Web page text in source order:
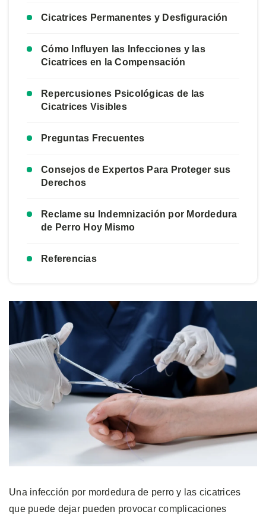
Cicatrices Permanentes y Desfiguración
Cómo Influyen las Infecciones y las
Cicatrices en la Compensación
Repercusiones Psicológicas de las
Cicatrices Visibles
Preguntas Frecuentes
Consejos de Expertos Para Proteger sus
Derechos
Reclame su Indemnización por Mordedura
de Perro Hoy Mismo
Referencias
Una infección por mordedura de perro y las cicatrices
que puede dejar pueden provocar complicaciones